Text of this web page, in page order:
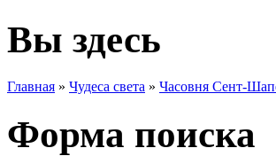
Вы здесь
Главная » Чудеса света » Часовня Сент-
Форма поиска